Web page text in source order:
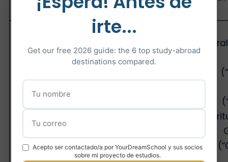
estudiantes
estudiantes
Formato
Ecoute
pas de
Ecoute
(“Grammar”);
irte...
Get our free 2026 guide: the 6 top study-abroad
destinations compared.
Acepto ser contactado/a por YourDreamSchool y sus socios
sobre mi proyecto de estudios.